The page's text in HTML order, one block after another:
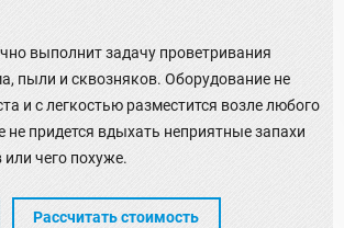
выполнит задачу проветривания
пыли и сквозняков. Оборудование не
и с легкостью разместится возле любого
придется вдыхать неприятные запахи
чего похуже.
Рассчитать стоимость